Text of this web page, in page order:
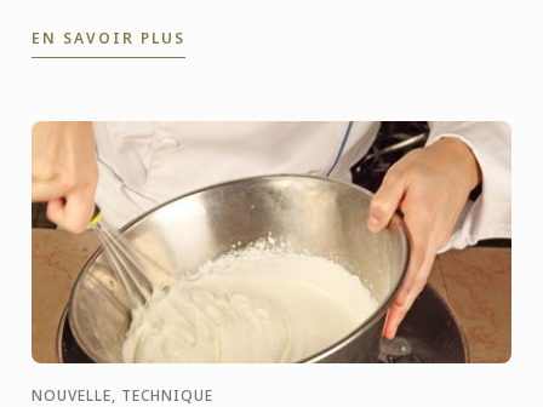
EN SAVOIR PLUS
NOUVELLE, TECHNIQUE